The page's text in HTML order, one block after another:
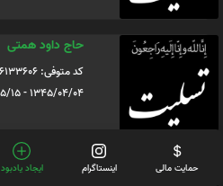
حاج داود همتی
کد متوفی: 6133606
1345/04/04 - 1383/05/15
پروین کدخدایی حمایت مالی اینستاگرام ایجاد یادبود